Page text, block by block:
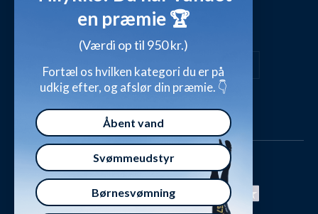
Giv et gavekort
Waterylife - Guides fra eksperter (Blog)
Handelsbetingelser
Sikker betaling med
en præmie 🏆
(Værdi op til 950 kr.)
Fortæl os hvilken kategori du er på
udkig efter, og afslør din præmie. 👇
Åbent vand
Svømmeudstyr
Børnesvømning